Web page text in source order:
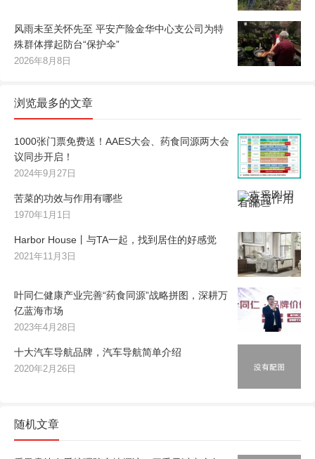
风雨未至关怀先至 平安产险金华中心支公司为特
殊群体撑起防台“保护伞”
2026年8月8日
浏览最多的文章
1000张门票免费送！AAES大会、药食同源两大会
议同步开启！
2024年9月27日
苦菜的功效与作用有哪些
1970年1月1日
Harbor House丨与TA一起，找到居住的好感觉
2021年11月3日
叶同仁健康产业完善“药食同源”战略拼图，深耕万
亿蓝海市场
2023年4月28日
十大汽车导航品牌，汽车导航简单介绍
2020年2月26日
随机文章